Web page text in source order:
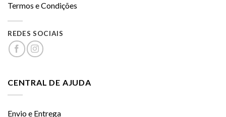
Termos e Condições
REDES SOCIAIS
CENTRAL DE AJUDA
Envio e Entrega